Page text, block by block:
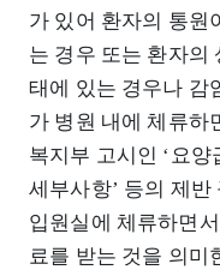
가 있어 환자의 통원
는 경우 또는 환자의
태에 있는 경우나 감
가 병원 내에 체류하
복지부 고시인 ‘요
세부사항’ 등의 제
입원실에 체류하면
료를 받는 것을 의미